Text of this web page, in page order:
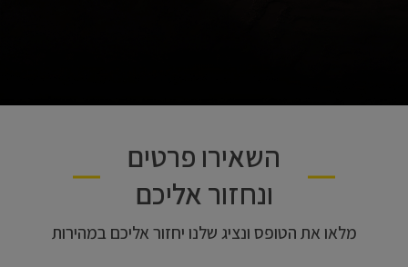
השאירו פרטים
ונחזור אליכם
מלאו את הטופס ונציג שלנו יחזור אליכם במהירות